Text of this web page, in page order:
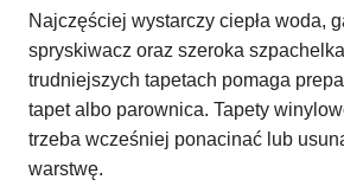
Najczęściej wystarczy ciepła woda,
spryskiwacz oraz szeroka
trudniejszych tapetach pomaga
tapet albo parownica. Tapety
trzeba wcześniej ponacinać lub
warstwę.